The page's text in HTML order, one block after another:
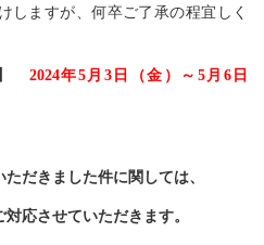
しますが、何卒ご了承の程宜しく
2024年5月3日（金）～5月6日
だきました件に関しては、
応させていただきます。